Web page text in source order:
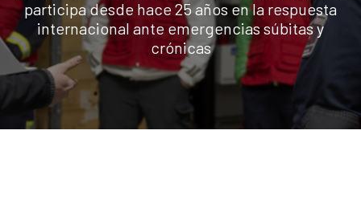
participa desde hace 25 años en la respuesta
internacional ante emergencias súbitas y
crónicas